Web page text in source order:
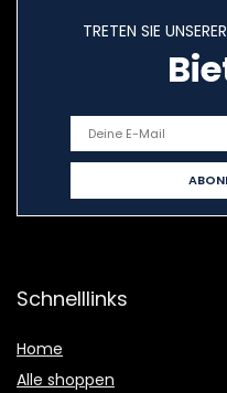
TRETEN SIE
Schnelllinks
Home
Alle shoppen